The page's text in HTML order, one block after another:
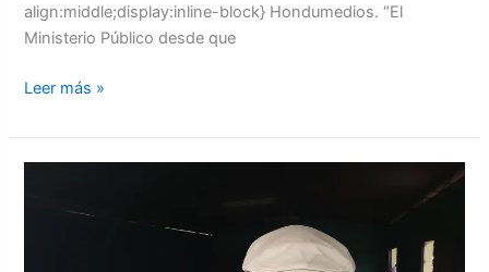
align:middle;display:inline-block} Hondumedios. “El
Ministerio Público desde que
Leer más »